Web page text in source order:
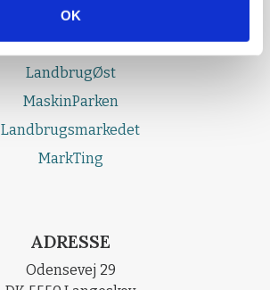
OK
LandbrugSyd
LandbrugFyn
LandbrugØst
MaskinParken
Landbrugsmarkedet
MarkTing
ADRESSE
Odensevej 29